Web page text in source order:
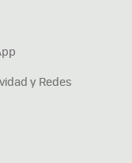
y Redes